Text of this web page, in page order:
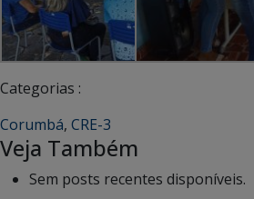
Categorias :
Corumbá, CRE-3
Veja Também
Sem posts recentes disponíveis.